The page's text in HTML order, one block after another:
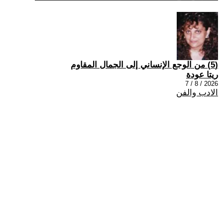
(5) من الوجع الإنساني إلى الجمال المقاوم
ريتا عودة
2026 / 8 / 7
الادب والفن